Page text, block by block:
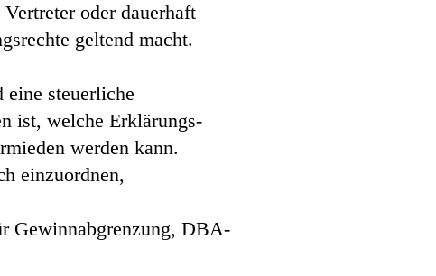
oder dauerhaft
geltend macht.
eine steuerliche
ist, welche Erklärungs-
werden kann.
einzuordnen,
Gewinnabgrenzung, DBA-